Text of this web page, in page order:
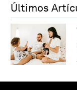
Últimos